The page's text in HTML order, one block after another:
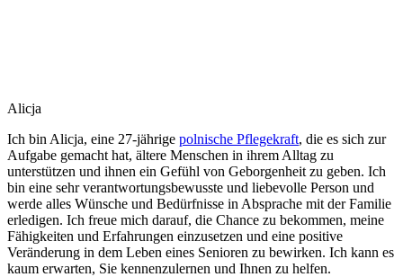
Alicja
Ich bin Alicja, eine 27-jährige polnische Pflegekraft, die es sich zur
Aufgabe gemacht hat, ältere Menschen in ihrem Alltag zu
unterstützen und ihnen ein Gefühl von Geborgenheit zu geben. Ich
bin eine sehr verantwortungsbewusste und liebevolle Person und
werde alles Wünsche und Bedürfnisse in Absprache mit der Familie
erledigen. Ich freue mich darauf, die Chance zu bekommen, meine
Fähigkeiten und Erfahrungen einzusetzen und eine positive
Veränderung in dem Leben eines Senioren zu bewirken. Ich kann es
kaum erwarten, Sie kennenzulernen und Ihnen zu helfen.